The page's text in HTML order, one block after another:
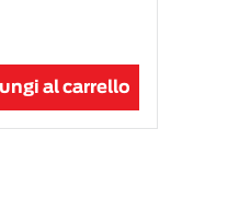
al carrello